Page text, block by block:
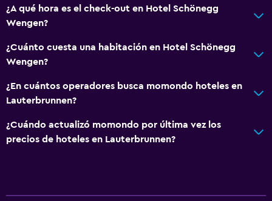
¿A qué hora es el check-out en Hotel Schönegg
Wengen?
¿Cuánto cuesta una habitación en Hotel Schönegg
Wengen?
¿En cuántos operadores busca momondo hoteles en
Lauterbrunnen?
¿Cuándo actualizó momondo por última vez los
precios de hoteles en Lauterbrunnen?